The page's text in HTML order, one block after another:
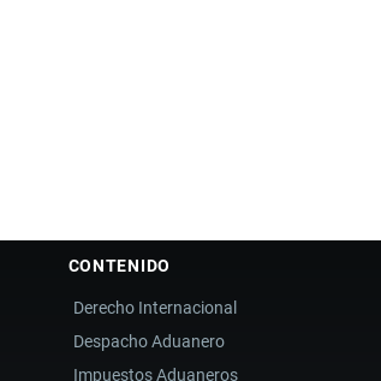
CONTENIDO
Derecho Internacional
Despacho Aduanero
Impuestos Aduaneros